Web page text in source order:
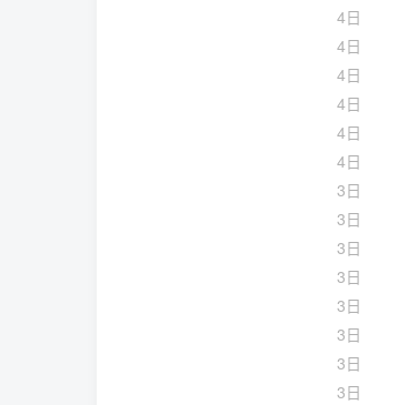
4日
4日
4日
4日
4日
4日
3日
3日
3日
3日
3日
3日
3日
3日